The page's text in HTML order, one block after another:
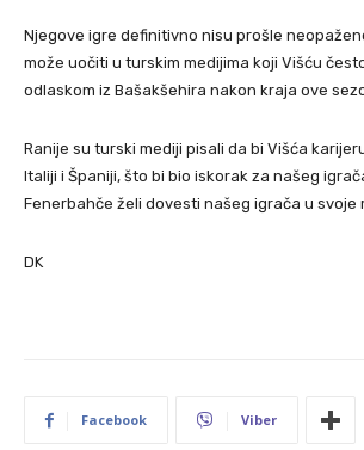
Njegove igre definitivno nisu prošle
može uočiti u turskim medijima koji Višću
odlaskom iz Bašakšehira nakon kraja ove
Ranije su turski mediji pisali da bi Višća
Italiji i Španiji, što bi bio iskorak za našeg
Fenerbahče želi dovesti našeg igrača u svoje
DK
Facebook Viber